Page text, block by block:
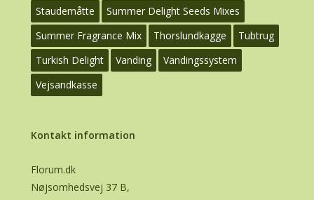
Staudemåtte
Summer Delight Seeds Mixes
Summer Fragrance Mix
Thorslundkagge
Tubtrug
Turkish Delight
Vanding
Vandingssystem
Vejsandkasse
Kontakt information
Florum.dk
Nøjsomhedsvej 37 B,